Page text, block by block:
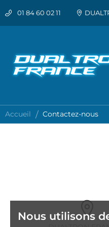
Nous utilisons
01 84 60 02 11
Accueil Contactez-nous